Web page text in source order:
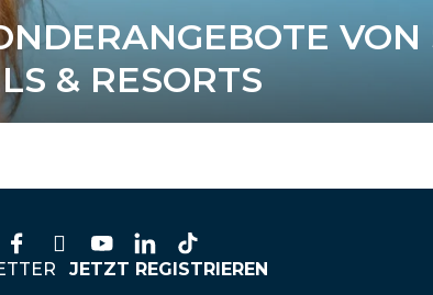
VON
& RESORTS
JETZT REGISTRIEREN